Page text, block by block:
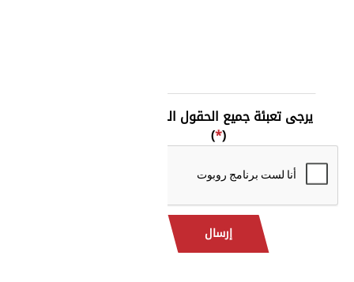
يرجى تعبئة جميع الحقول المطلوبة.
(
*
)
إرسال